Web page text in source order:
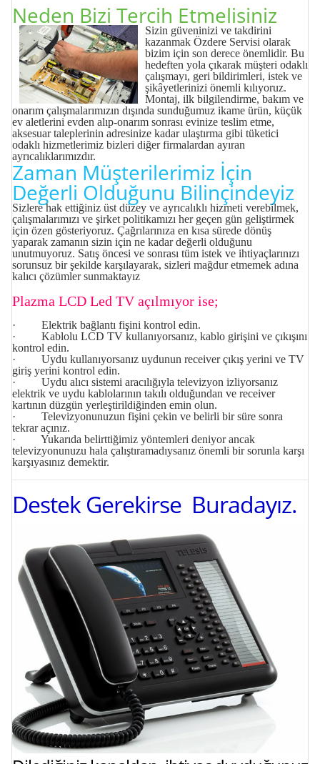
Neden Bizi Tercih Etmelisiniz
Sizin güveninizi ve takdirini
kazanmak ÖzdereServisi olarak
bizim için son derece önemlidir. Bu
hedeften yola çıkarak müşteri odaklı
çalışmayı, geri bildirimleri, istek ve
şikâyetlerinizi önemli kılıyoruz.
Montaj, ilk bilgilendirme, bakım ve
onarım çalışmalarımızın dışında sunduğumuz ikame ürün, küçük
ev aletlerini evden alıp-onarım sonrası evinize teslim etme,
aksesuar taleplerinin adresinize kadar ulaştırma gibi tüketici
odaklı hizmetlerimiz bizleri diğer firmalardan ayıran
ayrıcalıklarımızdır.
Zaman Müşterilerimiz İçin
Değerli Olduğunu Bilinçindeyiz
Sizlere hak ettiğiniz üst düzey ve ayrıcalıklı hizmeti verebilmek,
çalışmalarımızı ve şirket politikamızı her geçen gün geliştirmek
için özen gösteriyoruz. Çağrılarınıza en kısa sürede dönüş
yaparak zamanın sizin için ne kadar değerli olduğunu
unutmuyoruz. Satış öncesi ve sonrası tüm istek ve ihtiyaçlarınızı
sorunsuz bir şekilde karşılayarak, sizleri mağdur etmemek adına
kalıcı çözümler sunmaktayız
Plazma LCD Led TV açılmıyor ise;
· Elektrik bağlantı fişini kontrol edin.
· Kablolu LCD TV kullanıyorsanız, kablo girişini ve çıkışını
kontrol edin.
· Uydu kullanıyorsanız uydunun receiver çıkış yerini ve TV
giriş yerini kontrol edin.
· Uydu alıcı sistemi aracılığıyla televizyon izliyorsanız
elektrik ve uydu kablolarının takılı olduğundan ve receiver
kartının düzgün yerleştirildiğinden emin olun.
· Televizyonunuzun fişini çekin ve belirli bir süre sonra
tekrar açınız.
· Yukarıda belirttiğimiz yöntemleri deniyor ancak
televizyonunuzu hala çalıştıramadıysanız önemli bir sorunla karşı
karşıyasınız demektir.
Destek Gerekirse Buradayız.